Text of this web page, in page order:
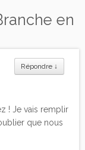
en
Répondre ↓
! Je vais remplir
que nous